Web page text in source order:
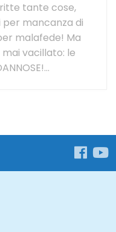
tante cose,
per mancanza di
malafede! Ma
vacillato: le